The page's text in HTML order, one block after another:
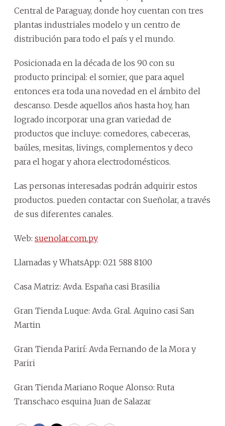
Central de Paraguay, donde hoy cuentan con tres
plantas industriales modelo y un centro de
distribución para todo el país y el mundo.
Posicionada en la década de los 90 con su
producto principal: el somier, que para aquel
entonces era toda una novedad en el ámbito del
descanso. Desde aquellos años hasta hoy, han
logrado incorporar una gran variedad de
productos que incluye: comedores, cabeceras,
baúles, mesitas, livings, complementos y deco
para el hogar y ahora electrodomésticos.
Las personas interesadas podrán adquirir estos
productos. pueden contactar con Sueñolar, a través
de sus diferentes canales.
Web: suenolar.com.py
Llamadas y WhatsApp: 021 588 8100
Casa Matriz: Avda. España casi Brasilia
Gran Tienda Luque: Avda. Gral. Aquino casi San
Martin
Gran Tienda Parirí: Avda Fernando de la Mora y
Pariri
Gran Tienda Mariano Roque Alonso: Ruta
Transchaco esquina Juan de Salazar